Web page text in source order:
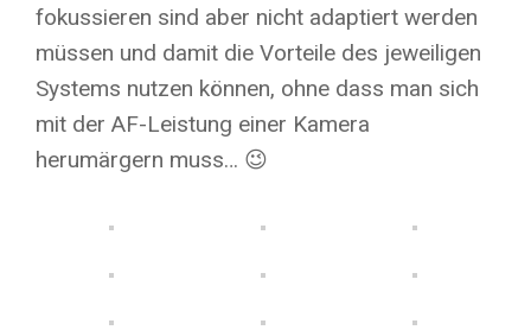
fokussieren sind aber nicht adaptiert werden
müssen und damit die Vorteile des jeweiligen
Systems nutzen können, ohne dass man sich
mit der AF-Leistung einer Kamera
herumärgern muss… 😉